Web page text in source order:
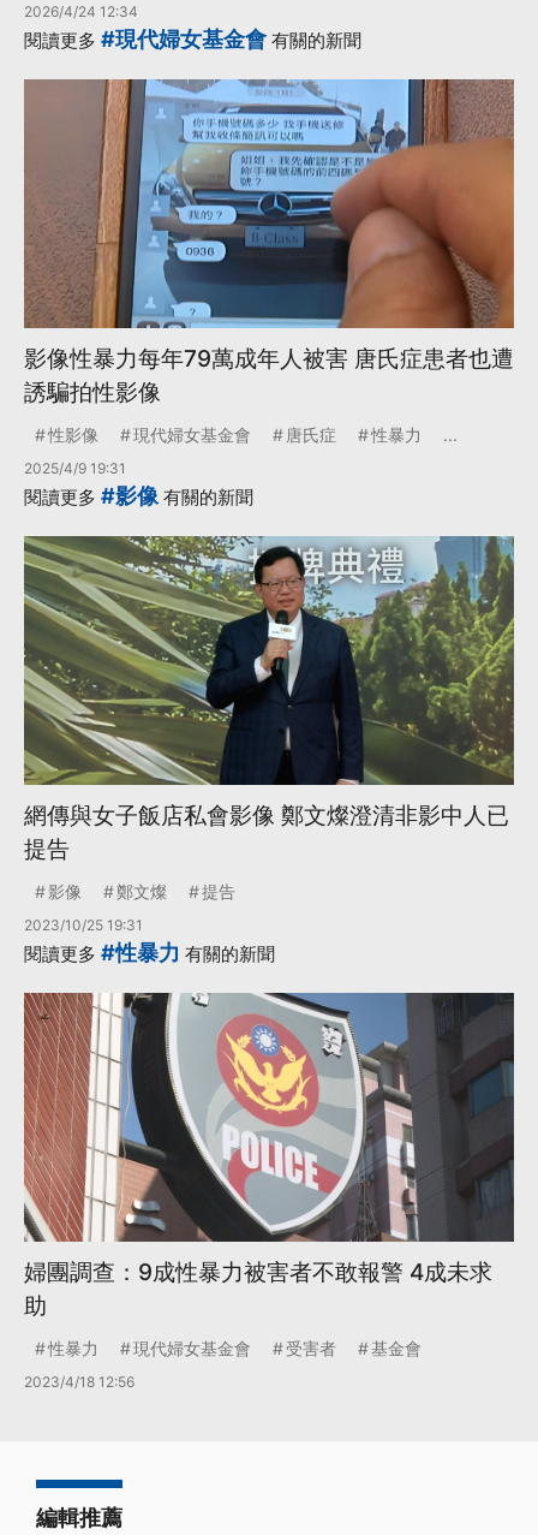
2026/4/24 12:34
閱讀更多 #現代婦女基金會 有關的新聞
影像性暴力每年79萬成年人被害 唐氏症患者也遭
誘騙拍性影像
性影像 現代婦女基金會 唐氏症 性暴力 ...
2025/4/9 19:31
閱讀更多 #影像 有關的新聞
網傳與女子飯店私會影像 鄭文燦澄清非影中人已
提告
影像 鄭文燦 提告
2023/10/25 19:31
閱讀更多 #性暴力 有關的新聞
婦團調查：9成性暴力被害者不敢報警 4成未求
助
性暴力 現代婦女基金會 受害者 基金會
2023/4/18 12:56
編輯推薦